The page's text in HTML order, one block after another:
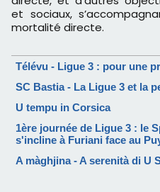
et sociaux,
mortalité directe.
Télévu - Ligue 3 : pour une
SC Bastia - La Ligue 3 et la
U tempu in Corsica
1ère journée de Ligue 3 : le
s'incline à Furiani face au
A màghjina - A serenità di U